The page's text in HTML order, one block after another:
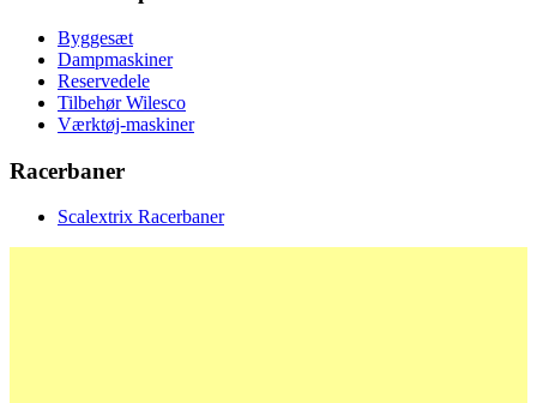
Byggesæt
Dampmaskiner
Reservedele
Tilbehør Wilesco
Værktøj-maskiner
Racerbaner
Scalextrix Racerbaner